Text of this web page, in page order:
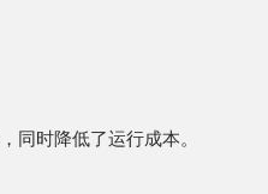
同时降低了运行成本。